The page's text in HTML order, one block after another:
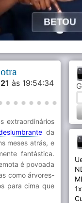
às 19:54:34
extraordinários
da
meses atrás, e
fantástica.
é povoada
como árvores-
para cima que